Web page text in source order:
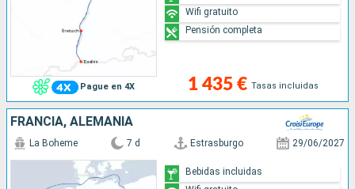
Pague en 4X 1 435 € Tasas incluidas
Wifi gratuito
Pensión completa
FRANCIA, ALEMANIA
La Boheme 7 d Estrasburgo 29/06/2027
Bebidas incluidas